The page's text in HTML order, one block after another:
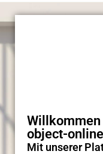
object-
Mit unserer